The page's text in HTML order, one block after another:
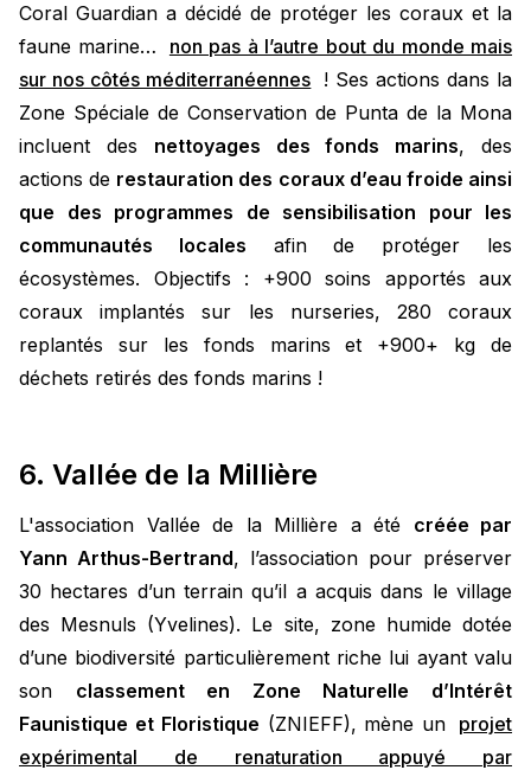
Coral Guardian a décidé de protéger les coraux et la
faune marine…
non pas à l’autre bout du monde mais
sur nos côtés méditerranéennes ! Ses actions dans la
Zone Spéciale de Conservation de Punta de la Mona
incluent des nettoyages des fonds marins, des
actions de restauration des coraux d’eau froide ainsi
que des programmes de sensibilisation pour les
communautés locales afin de protéger les
écosystèmes. Objectifs : +900 soins apportés aux
coraux implantés sur les nurseries, 280 coraux
replantés sur les fonds marins et +900+ kg de
déchets retirés des fonds marins !
6. Vallée de la Millière
L'association Vallée de la Millière a été créée par
Yann Arthus-Bertrand, l’association pour préserver
30 hectares d’un terrain qu’il a acquis dans le village
des Mesnuls (Yvelines). Le site, zone humide dotée
d’une biodiversité particulièrement riche lui ayant valu
son classement en Zone Naturelle d’Intérêt
Faunistique et Floristique (ZNIEFF), mène un projet
expérimental de renaturation appuyé par